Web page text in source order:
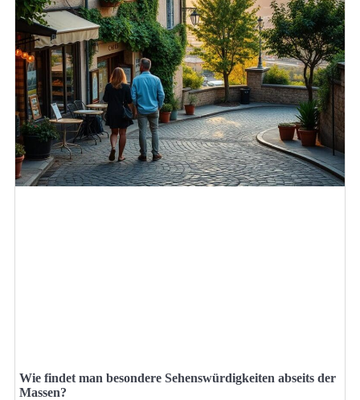
Wie findet man besondere Sehenswürdigkeiten abseits der
Massen?